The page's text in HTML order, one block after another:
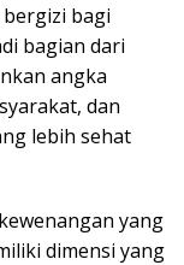
bagi
bagian dari
angka
dan
lebih sehat
yang
dimensi yang